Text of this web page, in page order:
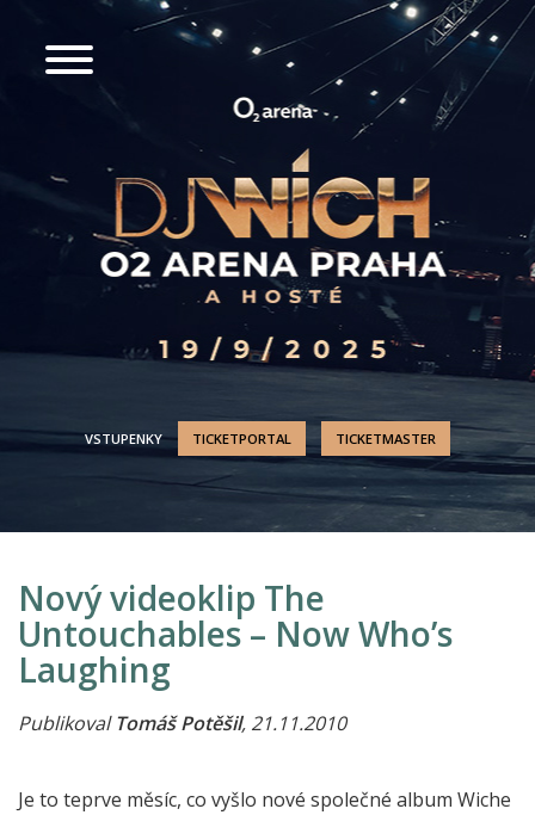
VSTUPENKY TICKETPORTAL TICKETMASTER
Nový videoklip The
Untouchables – Now Who’s
Laughing
PublikovalTomáš Potěšil, 21.11.2010
Je to teprve měsíc, co vyšlo nové společné album Wiche